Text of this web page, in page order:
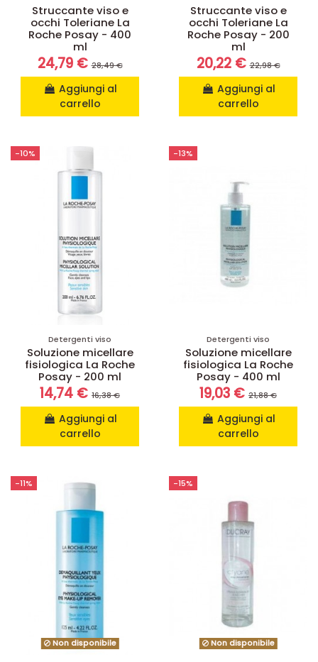
Struccante viso e
occhi Toleriane La
Roche Posay - 400
ml
24,79 €28,49 €
Aggiungi al
carrello
Struccante viso e
occhi Toleriane La
Roche Posay - 200
ml
20,22 €22,98 €
Aggiungi al
carrello
-10%
Detergenti viso
Soluzione micellare
fisiologica La Roche
Posay - 200 ml
14,74 € 16,38 €
Aggiungi al
carrello
-13%
Detergenti viso
Soluzione micellare
fisiologica La Roche
Posay - 400 ml
19,03 € 21,88 €
Aggiungi al
carrello
-11%
Non disponibile
-15%
Non disponibile